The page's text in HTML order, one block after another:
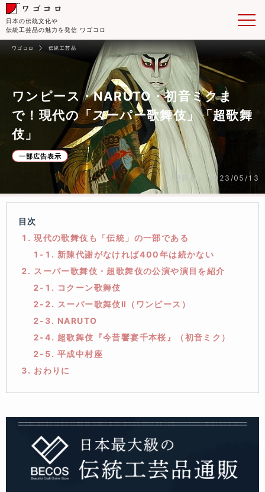
日本の伝統文化や
伝統工芸品の魅力を発信 ワゴコロ
ワゴコロ 伝統工芸品
ワンピース・NARUTO・初音ミクま
で！現代の「スーパー歌舞伎」「超歌舞
伎」
一部広告表示
更新日： 2023/05/13
目次
1. 現代の歌舞伎も「伝統」の一部である
1-1. 新陳代謝がなければ400年は続かない
2. スーパー歌舞伎・超歌舞伎の公演や演目を紹介
2-1. コクーン歌舞伎
2-2. スーパー歌舞伎Ⅱ（ワンピース）
2-3. NARUTO
2-4. 超歌舞伎『今昔饗宴千本桜』（初音ミク）
2-5. 平成中村座
3. おわりに